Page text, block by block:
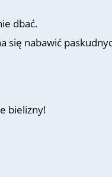
dbać.
się nabawić
bielizny!